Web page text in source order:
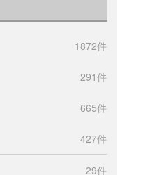
1872件
291件
665件
427件
29件